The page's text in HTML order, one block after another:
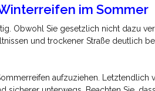
im Sommer
Obwohl Sie gesetzlich nicht dazu
und trockener Straße deutlich
aufzuziehen. Letztendlich